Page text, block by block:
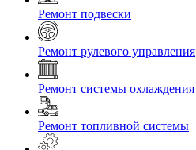
Ремонт подвески
Ремонт рулевого управления
Ремонт системы охлаждения
Ремонт топливной системы